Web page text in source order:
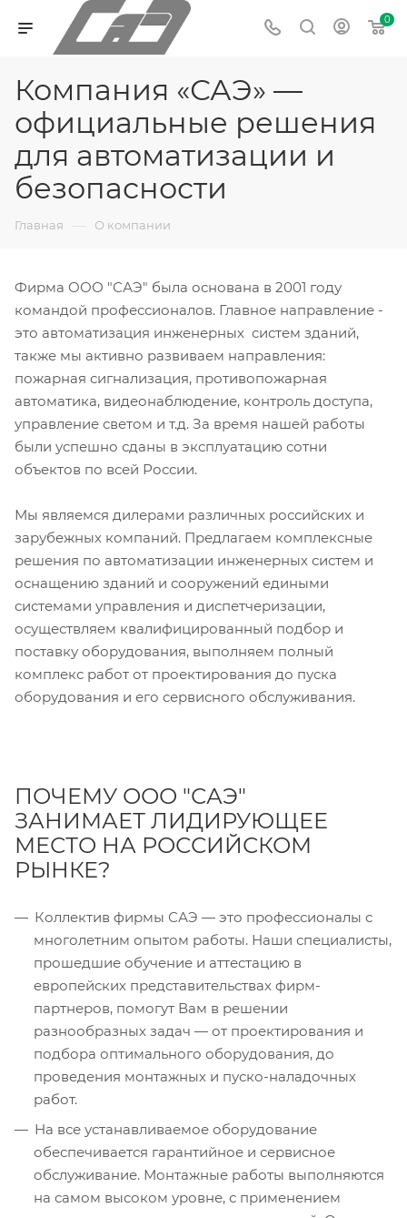
0
Компания «САЭ» —
официальные решения
для автоматизации и
безопасности
Главная — О компании
Фирма ООО "САЭ" была основана в 2001 году
командой профессионалов. Главное направление -
это автоматизация инженерных систем зданий,
также мы активно развиваем направления:
пожарная сигнализация, противопожарная
автоматика, видеонаблюдение, контроль доступа,
управление светом и т.д. За время нашей работы
были успешно сданы в эксплуатацию сотни
объектов по всей России.
Мы являемся дилерами различных российских и
зарубежных компаний. Предлагаем комплексные
решения по автоматизации инженерных систем и
оснащению зданий и сооружений едиными
системами управления и диспетчеризации,
осуществляем квалифицированный подбор и
поставку оборудования, выполняем полный
комплекс работ от проектирования до пуска
оборудования и его сервисного обслуживания.
ПОЧЕМУ ООО "САЭ"
ЗАНИМАЕТ ЛИДИРУЮЩЕЕ
МЕСТО НА РОССИЙСКОМ
РЫНКЕ?
Коллектив фирмы САЭ — это профессионалы с
многолетним опытом работы. Наши специалисты,
прошедшие обучение и аттестацию в
европейских представительствах фирм-
партнеров, помогут Вам в решении
разнообразных задач — от проектирования и
подбора оптимального оборудования, до
проведения монтажных и пуско-наладочных
работ.
На все устанавливаемое оборудование
обеспечивается гарантийное и сервисное
обслуживание. Монтажные работы выполняются
на самом высоком уровне, с применением